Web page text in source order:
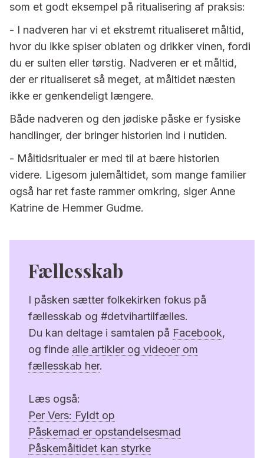
som et godt eksempel på ritualisering af praksis:
- I nadveren har vi et ekstremt ritualiseret måltid,
hvor du ikke spiser oblaten og drikker vinen, fordi
du er sulten eller tørstig. Nadveren er et måltid,
der er ritualiseret så meget, at måltidet næsten
ikke er genkendeligt længere.
Både nadveren og den jødiske påske er fysiske
handlinger, der bringer historien ind i nutiden.
- Måltidsritualer er med til at bære historien
videre. Ligesom julemåltidet, som mange familier
også har ret faste rammer omkring, siger Anne
Katrine de Hemmer Gudme.
Fællesskab
I påsken sætter folkekirken fokus på
fællesskab og #detvihartilfælles.
Du kan deltage i samtalen på Facebook,
og finde alle artikler og videoer om
fællesskab her.
Læs også:
Per Vers: Fyldt op
Påskemad er opstandelsesmad
Påskemåltidet kan styrke